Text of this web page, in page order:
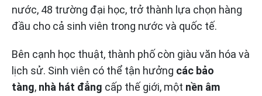
nước, 48 trường đại học, trở thành lựa chọn hàng
đầu cho cả sinh viên trong nước và quốc tế.
Bên cạnh học thuật, thành phố còn giàu văn hóa và
lịch sử. Sinh viên có thể tận hưởng các bảo
tàng, nhà hát đẳng cấp thế giới, một nền âm